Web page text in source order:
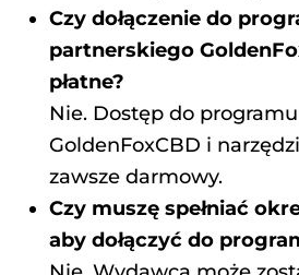
Czy dołączenie do
partnerskiego
płatne?
Nie. Dostęp do
GoldenFoxCBD i
zawsze darmowy.
Czy muszę spełniać
aby dołączyć do